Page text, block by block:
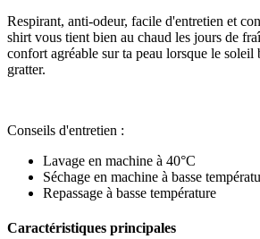
Respirant, anti-odeur, facile d'entretien et
shirt vous tient bien au chaud les jours de
confort agréable sur ta peau lorsque le soleil
gratter.
Conseils d'entretien :
Lavage en machine à 40°C
Séchage en machine à basse
Repassage à basse température
Caractéristiques principales